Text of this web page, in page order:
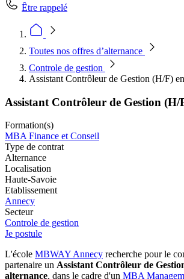
Être rappelé
Toutes nos offres d’alternance
Controle de gestion
Assistant Contrôleur de Gestion (H/F)
Assistant Contrôleur de Gestion (H/
Formation(s)
MBA Finance et Conseil
Type de contrat
Alternance
Localisation
Haute-Savoie
Etablissement
Annecy
Secteur
Controle de gestion
Je postule
L'école MBWAY Annecy recherche pour le
partenaire un Assistant Contrôleur de
alternance, dans le cadre d'un MBA